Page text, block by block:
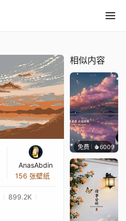
AnasAbdin
156 张壁纸
899.2K
相似内容
免费 6009冰茶